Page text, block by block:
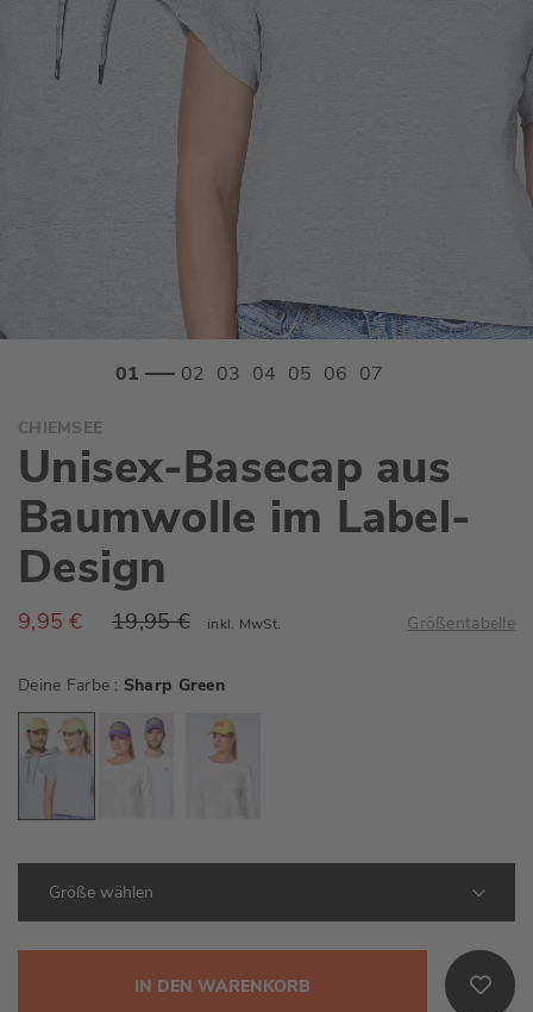
Anfang
der
Bildgalerie
springen
CHIEMSEE
Unisex-Basecap aus
Baumwolle im Label-
Design
9,95 € 19,95 € inkl. MwSt. Größentabelle
Deine Farbe Sharp Green
IN DEN WARENKORB